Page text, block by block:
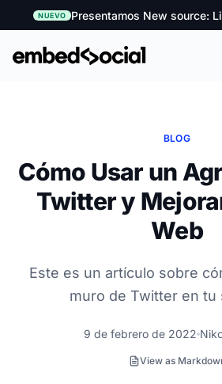
NUEVO Presentamos New source:
BLOG
Cómo Usar un
Twitter y
Web
Este es un artículo sobre
muro de Twitter en tu
9 de febrero de 2022
View as